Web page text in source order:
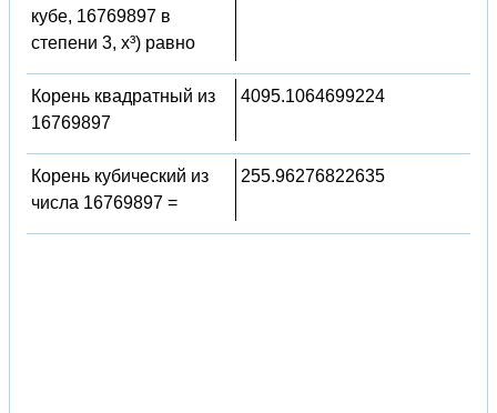
кубе, 16769897 в
степени 3, x³) равно
Корень квадратный из
16769897
4095.1064699224
Корень кубический из
числа 16769897 =
255.96276822635